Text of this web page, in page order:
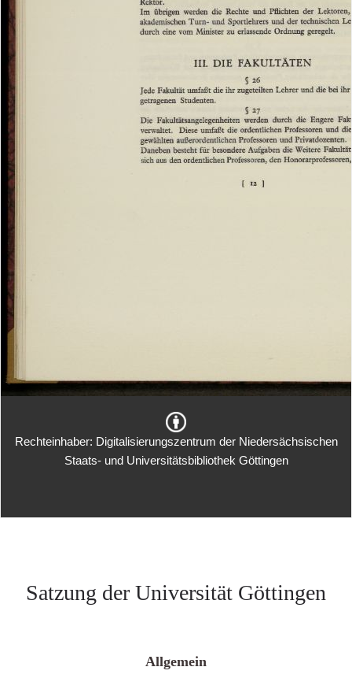
Rechteinhaber: Digitalisierungszentrum der Niedersächsischen
Staats- und Universitätsbibliothek Göttingen
Satzung der Universität Göttingen
Allgemein